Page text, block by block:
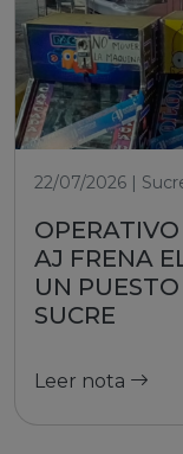
22/07/2026 |
AJ FRENA
UN
SUCRE
Leer nota